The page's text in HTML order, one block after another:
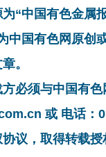
“中国有色金属
中国有色网原创
。
必须与中国有色
或 电话：
议，取得转载授